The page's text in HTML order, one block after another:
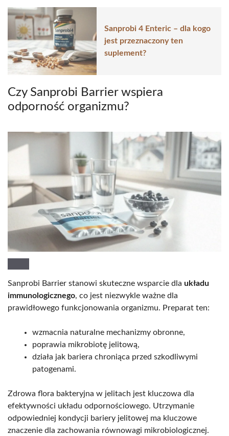
Sanprobi 4 Enteric – dla kogo
jest przeznaczony ten
suplement?
Czy Sanprobi Barrier wspiera
odporność organizmu?
Sanprobi Barrier stanowi skuteczne wsparcie dla układu
immunologicznego, co jest niezwykle ważne dla
prawidłowego funkcjonowania organizmu. Preparat ten:
wzmacnia naturalne mechanizmy obronne,
poprawia mikrobiotę jelitową,
działa jak bariera chroniąca przed szkodliwymi
patogenami.
Zdrowa flora bakteryjna w jelitach jest kluczowa dla
efektywności układu odpornościowego. Utrzymanie
odpowiedniej kondycji bariery jelitowej ma kluczowe
znaczenie dla zachowania równowagi mikrobiologicznej.